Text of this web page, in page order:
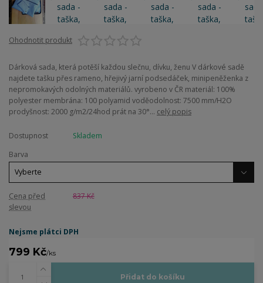
Ohodnotit produkt
Dárková sada, která potěší každou slečnu, dívku, ženu V dárkové sadě
najdete tašku přes rameno, hřejivý jarní podsedáček, minipeněženka z
nepromokavých odolných materiálů. vyrobeno v ČR materiál: 100%
polyester membrána: 100 polyamid voděodolnost: 7500 mm/H2O
prodyšnost: 2000 g/m2/24hod prát na 30°... celý popis
Dostupnost
Skladem
Barva
Cena před
slevou
837 Kč
Nejsme plátci DPH
799 Kč/ks
Přidat do košíku